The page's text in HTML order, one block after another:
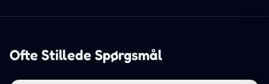
Ofte Stillede Spørgsmål